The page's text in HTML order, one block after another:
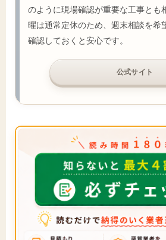
のように現場確認が重要な工事とも
曜は通常定休のため、週末相談を希
確認しておくと安心です。
公式サイト